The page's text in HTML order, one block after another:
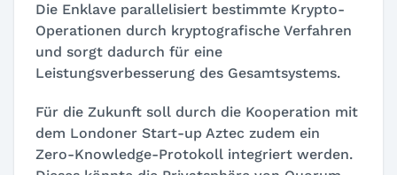
Die Enklave parallelisiert bestimmte Krypto-
Operationen durch kryptografische Verfahren
und sorgt dadurch für eine
Leistungsverbesserung des Gesamtsystems.
Für die Zukunft soll durch die Kooperation mit
dem Londoner Start-up Aztec zudem ein
Zero-Knowledge-Protokoll integriert werden.